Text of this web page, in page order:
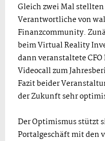
Gleich zwei Mal
Verantwortliche von
Finanzcommunity.
beim Virtual Reality
dann veranstaltete
Videocall zum
Fazit beider
der Zukunft sehr
Der Optimismus stützt
Portalgeschäft mit den